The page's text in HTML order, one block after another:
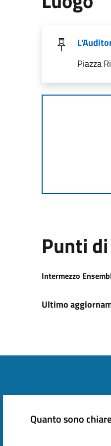
Piazza
Punti
Intermezzo
Ultimo
Quanto sono